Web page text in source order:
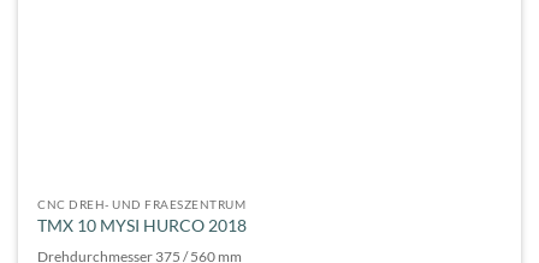
CNC DREH- UND FRAESZENTRUM
TMX 10 MYSI HURCO 2018
Drehdurchmesser 375 / 560 mm